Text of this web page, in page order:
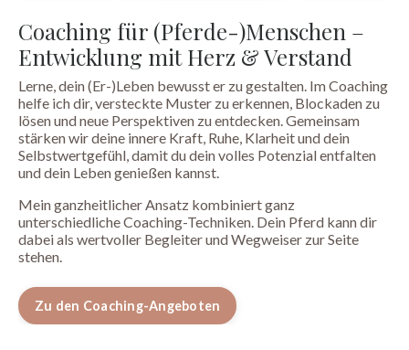
Coaching für (Pferde-)Menschen –
Entwicklung mit Herz & Verstand
Lerne, dein (Er-)Leben bewusst er zu gestalten. Im Coaching
helfe ich dir, versteckte Muster zu erkennen, Blockaden zu
lösen und neue Perspektiven zu entdecken. Gemeinsam
stärken wir deine innere Kraft, Ruhe, Klarheit und dein
Selbstwertgefühl, damit du dein volles Potenzial entfalten
und dein Leben genießen kannst.
Mein ganzheitlicher Ansatz kombiniert ganz
unterschiedliche Coaching-Techniken. Dein Pferd kann dir
dabei als wertvoller Begleiter und Wegweiser zur Seite
stehen.
Zu den Coaching-Angeboten